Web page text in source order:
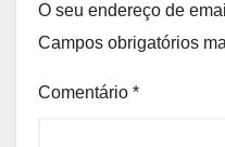
O seu endereço de
Campos obrigatórios
Comentário *